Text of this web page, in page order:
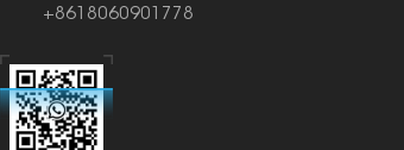
+8618060901778